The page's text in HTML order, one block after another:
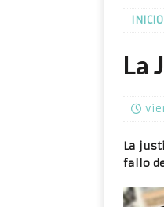
INICIO
La
La
fallo